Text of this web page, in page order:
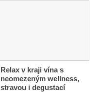
Relax v kraji vína s
neomezeným wellness,
stravou i degustací